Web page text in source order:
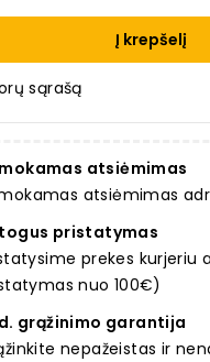
Į krepšelį
sąrašą
atsiėmimas
atsiėmimas
pristatymas
prekes
nuo 100€)
grąžinimo garantija
nepažeistas ir